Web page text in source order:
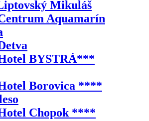
Mikuláš
Aquamarín
BYSTRÁ***
Borovica ****
Chopok ****